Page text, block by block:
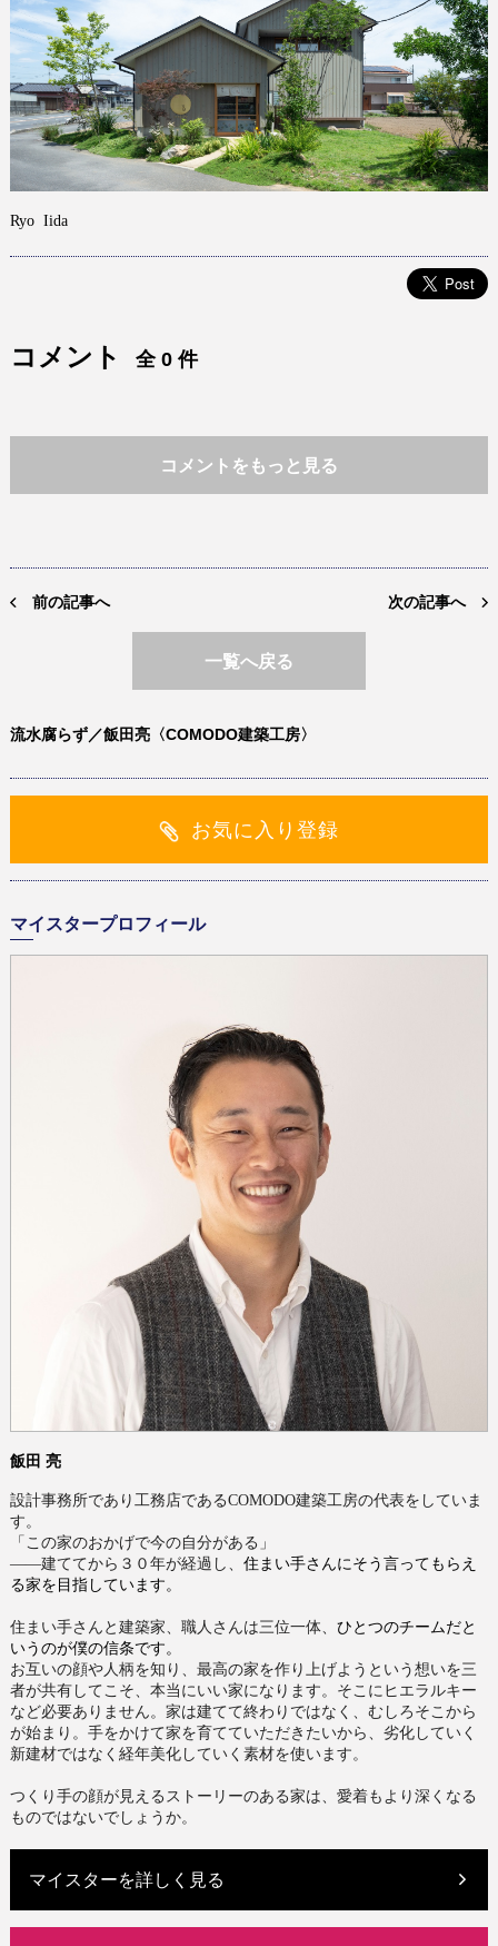
Ryo Iida
コメント 全 0 件
コメントをもっと見る
前の記事へ 次の記事へ
一覧へ戻る
流水腐らず／飯田亮〈COMODO建築工房〉
お気に入り登録
マイスタープロフィール
飯田 亮
設計事務所であり工務店であるCOMODO建築工房の代表をしていま
す。
「この家のおかげで今の自分がある」
――建ててから３０年が経過し、 住まい手さんにそう言ってもらえ
る家を目指しています。
住まい手さんと建築家、職人さんは三位一体、 ひとつのチームだと
いうのが僕の信条です。
お互いの顔や人柄を知り、 最高の家を作り上げようという想いを三
者が共有してこそ、 本当にいい家になります。 そこにヒエラルキー
など必要ありません。 家は建てて終わりではなく、むしろそこから
が始まり。 手をかけて家を育てていただきたいから、 劣化していく
新建材ではなく経年美化していく素材を使います。
つくり手の顔が見えるストーリーのある家は、 愛着もより深くなる
ものではないでしょうか。
マイスターを詳しく見る